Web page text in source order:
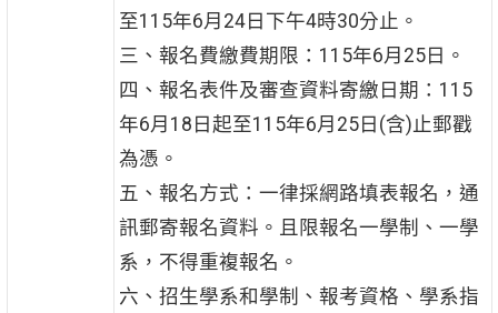
至115年6月24日下午4時30分止。
三、報名費繳費期限：115年6月25日。
四、報名表件及審查資料寄繳日期：115
年6月18日起至115年6月25日(含)止郵戳
為憑。
五、報名方式：一律採網路填表報名，通
訊郵寄報名資料。且限報名一學制、一學
系，不得重複報名。
六、招生學系和學制、報考資格、學系指